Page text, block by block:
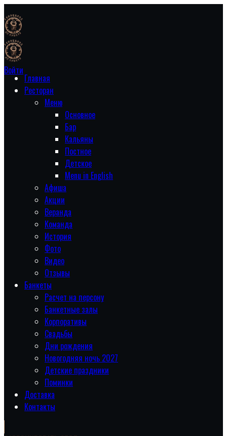
Войти
Главная
Ресторан
Меню
Основное
Бар
Кальяны
Постное
Детское
Menu in English
Афиша
Акции
Веранда
Команда
История
Фото
Видео
Отзывы
Банкеты
Расчет на персону
Банкетные залы
Корпоративы
Свадьбы
Дни рождения
Новогодняя ночь 2027
Детские праздники
Поминки
Доставка
Контакты